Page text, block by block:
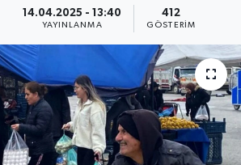
14.04.2025 - 13:40
YAYINLANMA
412
GÖSTERIM